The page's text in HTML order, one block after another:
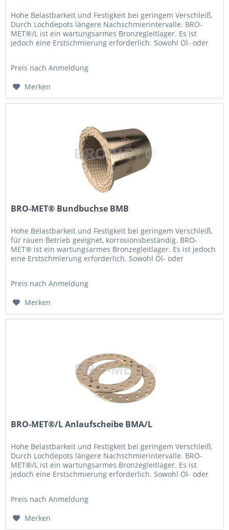
Hohe Belastbarkeit und Festigkeit bei geringem Verschleiß.
Durch Lochdepots längere Nachschmierintervalle. BRO-
MET®/L ist ein wartungsarmes Bronzegleitlager. Es ist
jedoch eine Erstschmierung erforderlich. Sowohl Öl- oder
Preis nach Anmeldung
Merken
BRO-MET® Bundbuchse BMB
Hohe Belastbarkeit und Festigkeit bei geringem Verschleiß,
für rauen Betrieb geeignet, korrosionsbeständig. BRO-
MET® ist ein wartungsarmes Bronzegleitlager. Es ist jedoch
eine Erstschmierung er­forderlich. Sowohl Öl- oder
Preis nach Anmeldung
Merken
BRO-MET®/L Anlaufscheibe BMA/L
Hohe Belastbarkeit und Festigkeit bei geringem Verschleiß.
Durch Lochdepots längere Nachschmierintervalle. BRO-
MET®/L ist ein wartungsarmes Bronzegleitlager. Es ist
jedoch eine Erstschmierung erforderlich. Sowohl Öl- oder
Preis nach Anmeldung
Merken